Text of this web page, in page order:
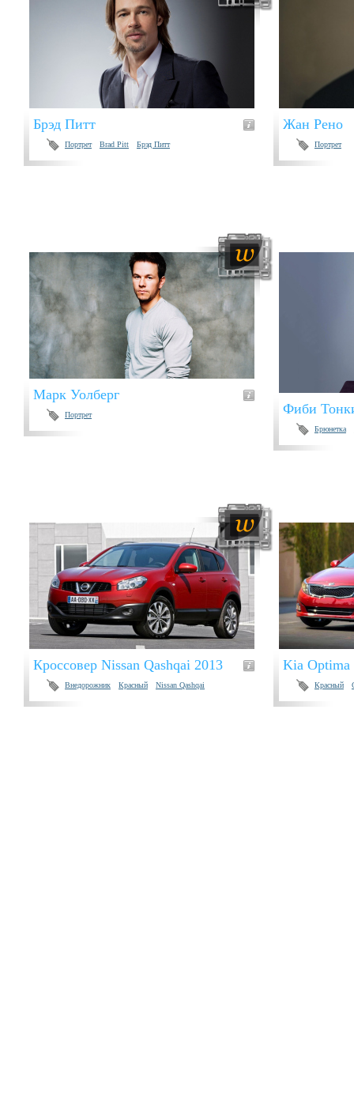
Брэд Питт
Портрет Brad Pitt Брэд Питт
Жан Рено
Портрет
Марк Уолберг
Портрет Фиби
Брюнетка
Кроссовер Nissan Qashqai 2013
Внедорожник Красный Nissan Qashqai
Kia
Красный